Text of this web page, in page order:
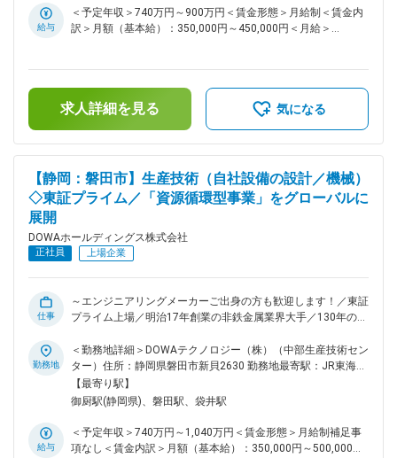
物含有量などを分析をし、環境に関する調査を専門に行ってい
ます。 変更の範囲：会社の定める業務
契約なども扱います。いわゆる定型的な契約書審査だけでな
く、取引スキーム自体へのリスクの確認や指摘、最終的な契約
程度、うち英文契約の占める割合は約３割です。 ◇機関法務：
株主総会の開催と運営の全般に関わります。 また、役員会の
事務局などいわゆるコーポレート・ガバナンスに直接かかわる
６名（うち秘書２名）、法務４名（うち兼務１名） 30～40代
の社員が多く、法務には中途入社者も複数在籍しております。
チーム、部門、会社を横断する業務も多くあり、幅広い業務経
験が積める環境です。 ■働き方：残業時間は月平均20時間程度
ついて：DOWAグループは、1884年に鉱山・製錬会社として
創業いたしました。以来、当社は時代の変化と共に事業内容を
様々に進化させ、5つのコアビジネスで構成する独自の循環型
事業を形成してまいりました。現在は「地球を舞台とした事業
活動を通じて、豊かな社会の創造と資源循環型社会の構築に貢
献する」という企業理念のもと、サステナブルな社会の構築に
給与
＜予定年収＞740万円～900万円＜賃金形態＞月給制＜賃金内
訳＞月額（基本給）：350,000円～450,000円＜月給＞
り、選考を通じて上下する可能性があります。月給(月額)は固
定手当を含めた表記です。
求人詳細を見る 気になる
【静岡：磐田市】生産技術（自社設備の設計／機械）
◇東証プライム／「資源循環型事業」をグローバルに
展開
DOWAホールディングス株式会社
正社員 上場企業
仕事
～エンジニアリングメーカーご出身の方も歓迎します！／東証
プライム上場／明治17年創業の非鉄金属業界大手／130年の変
源循環型事業」をグローバルに展開しています～ ■業務内容：
同社の生産技術部において生産設備の設計（機械）をご担当頂
きます。ご経験やスキルに応じて下記の業務を徐々にお任せ致
します。 【具体的な業務内容】 ◇製造設備に関わる新規建設
討・設計、コスト試算、発注、工事管理、立上げ、操業移管ま
で） ◇改善業務（生産性向上、省エネ、省力化等） プラント
勤務地
＜勤務地詳細＞DOWAテクノロジー（株）（中部生産技術セン
ター）住所：静岡県磐田市新貝2630 勤務地最寄駅：JR東海道
線／磐田駅受動喫煙対策：屋内全面禁煙変更の範囲：会社の定
める事業所
【最寄り駅】
御厨駅(静岡県)、磐田駅、袋井駅
給与
＜予定年収＞740万円～1,040万円＜賃金形態＞月給制補足事
項なし＜賃金内訳＞月額（基本給）：350,000円～500,000円